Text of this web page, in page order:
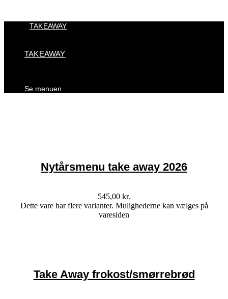
TAKEAWAY
TAKEAWAY
Se menuen
Nytårsmenu take away 2026
545,00 kr.
Dette vare har flere varianter. Mulighederne kan vælges på
varesiden
Take Away frokost/smørrebrød